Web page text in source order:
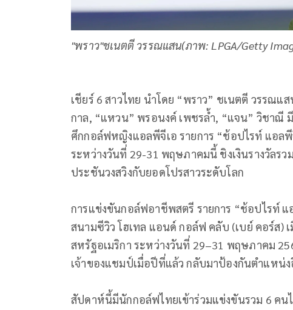
"พราว"ชเนตตี วรรณแสน(ภาพ: LPGA/Getty
เชียร์ 6 สาวไทย นำโดย “พราว” ชเนตตี วรรณ
กาล, “แหวน” พรอนงค์ เพชรล้ำ, “แจน” วิชาณี
ศึกกอล์ฟหญิงแอลพีจีเอ รายการ “ช้อปไรท์ แอล
ระหว่างวันที่ 29-31 พฤษภาคมนี้ ชิงเงินรางวัลร
ประชันวงสวิงกับยอดโปรสาวระดับโลก
การแข่งขันกอล์ฟอาชีพสตรี รายการ “ช้อปไรท์
สนามซีวิว โฮเทล แอนด์ กอล์ฟ คลับ (เบย์ คอร์ส)
สหรัฐอเมริกา ระหว่างวันที่ 29–31 พฤษภาคม
เจ้าของแชมป์เมื่อปีที่แล้ว กลับมาป้องกันตำแหน่ง
สัปดาห์นี้มีนักกอล์ฟไทยเข้าร่วมแข่งขันรวม 6 คน